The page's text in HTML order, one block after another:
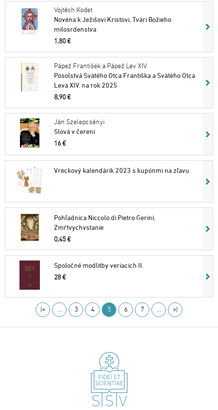
Vojtěch Kodet
Novéna k Ježišovi Kristovi, Tvári Božieho
milosrdenstva
1,80 €
Pápež František a Pápež Lev XIV.
Posolstvá Svätého Otca Františka a Svätého Otca
Leva XIV. na rok 2025
8,90 €
Ján Szelepcsényi
Slová v čereni
16 €
Vreckový kalendárik 2023 s kupónmi na zľavu
Pohľadnica Niccolo di Pietro Gerini,
Zmŕtvychvstanie
0,45 €
Spoločné modlitby veriacich II.
28 €
|< … 3 4 5 6 7 … >|